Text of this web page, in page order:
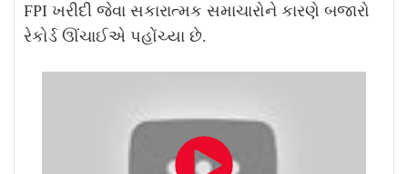
FPI ખરીદી જેવા સકારાત્મક સમાચારોને કારણે બજારો
રેકોર્ડ ઊંચાઈએ પહોંચ્યા છે.